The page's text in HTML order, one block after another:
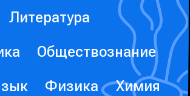
Литература
Обществознание
Физика Химия